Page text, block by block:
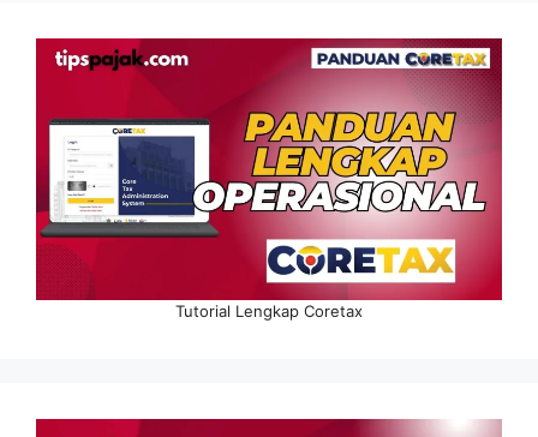
Tutorial Lengkap Coretax